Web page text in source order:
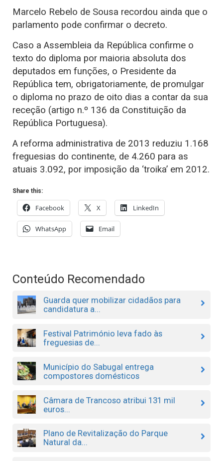
Marcelo Rebelo de Sousa recordou ainda que o
parlamento pode confirmar o decreto.
Caso a Assembleia da República confirme o
texto do diploma por maioria absoluta dos
deputados em funções, o Presidente da
República tem, obrigatoriamente, de promulgar
o diploma no prazo de oito dias a contar da sua
receção (artigo n.º 136 da Constituição da
República Portuguesa).
A reforma administrativa de 2013 reduziu 1.168
freguesias do continente, de 4.260 para as
atuais 3.092, por imposição da ‘troika’ em 2012.
Share this:
Facebook X LinkedIn
WhatsApp Email
Conteúdo Recomendado
Guarda quer mobilizar cidadãos para
candidatura a...
Festival Património leva fado às
freguesias de...
Município do Sabugal entrega
compostores domésticos
Câmara de Trancoso atribui 131 mil
euros...
Plano de Revitalização do Parque
Natural da...